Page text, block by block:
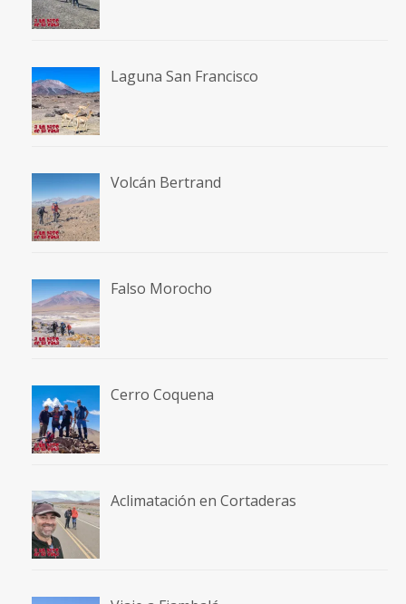
Laguna San Francisco
Volcán Bertrand
Falso Morocho
Cerro Coquena
Aclimatación en Cortaderas